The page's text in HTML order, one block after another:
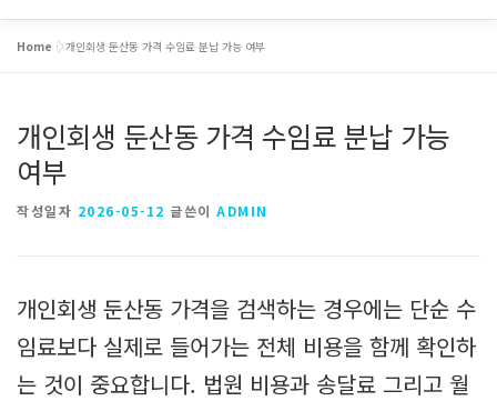
Home »개인회생 둔산동 가격 수임료 분납 가능 여부
개인회생 둔산동 가격 수임료 분납 가능
여부
작성일자 2026-05-12 글쓴이 ADMIN
개인회생 둔산동 가격을 검색하는 경우에는 단순 수
임료보다 실제로 들어가는 전체 비용을 함께 확인하
는 것이 중요합니다. 법원 비용과 송달료 그리고 월